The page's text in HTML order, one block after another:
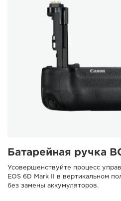
Батарейная ручка
Усовершенствуйте процесс
EOS 6D Mark II в вертикальном
без замены аккумуляторов.